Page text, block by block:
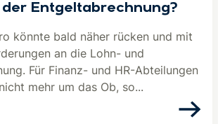
Entgeltabrechnung?
könnte bald näher rücken und mit
an die Lohn- und
Für Finanz- und HR-Abteilungen
mehr um das Ob, so...